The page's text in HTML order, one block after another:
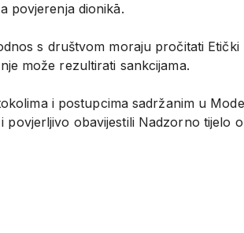
povjerenja dionikā.
s društvom moraju pročitati Etički
može rezultirati sankcijama.
i postupcima sadržanim u
obavijestili Nadzorno tijelo